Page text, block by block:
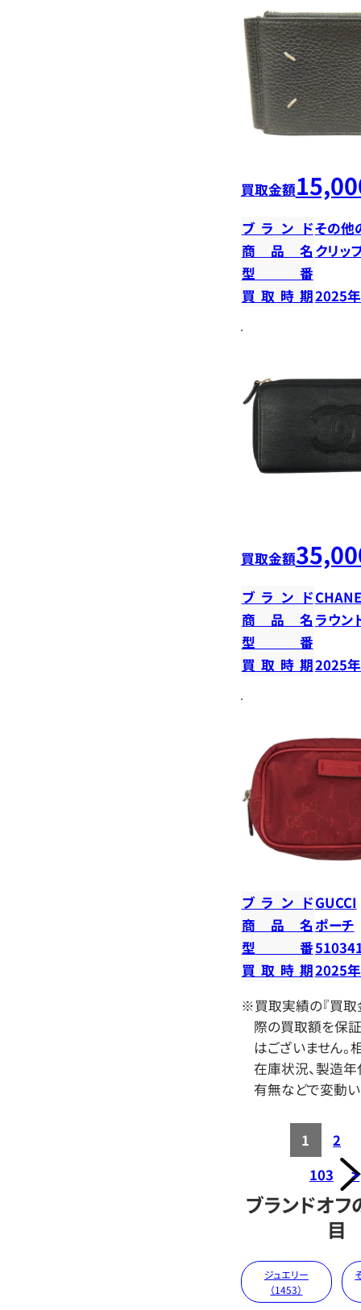
買取金額
ブランドその他
商品名 クリッ
型番
買取時期2025
買取金額
ブランド
商品名 ラウン
型番
買取時期2025
ブランドGUCCI
商品名ポーチ
型番
買取時期2025
※買取実績の『買取
際の買取額を保
はございません。
在庫状況、製造年
有無などで変動い
1
2
103
>
ブランドオ
目
ジュエリー
（1453）